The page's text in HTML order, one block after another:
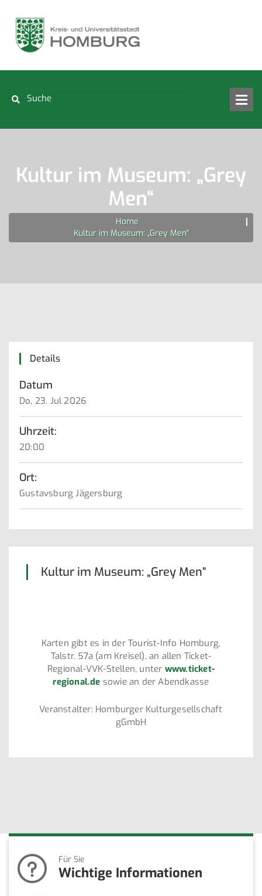
Kultur im Museum: „Grey
Men“
Home
Kultur im Museum: „Grey Men“
Details
Datum
Do, 23. Jul 2026
Uhrzeit:
20:00
Ort:
Gustavsburg Jägersburg
Kultur im Museum: „Grey Men“
Karten gibt es in der Tourist-Info Homburg,
Talstr. 57a (am Kreisel), an allen Ticket-
Regional-VVK-Stellen, unter www.ticket-
regional.de sowie an der Abendkasse
Veranstalter: Homburger Kulturgesellschaft
gGmbH
Für Sie
Wichtige Informationen